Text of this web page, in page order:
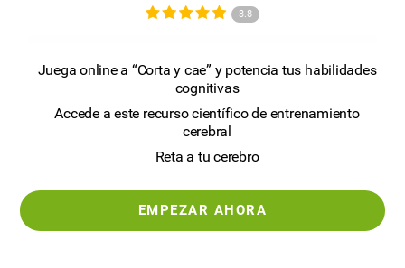
3.8
Juega online a “Corta y cae” y potencia tus habilidades
cognitivas
Accede a este recurso científico de entrenamiento
cerebral
Reta a tu cerebro
EMPEZAR AHORA